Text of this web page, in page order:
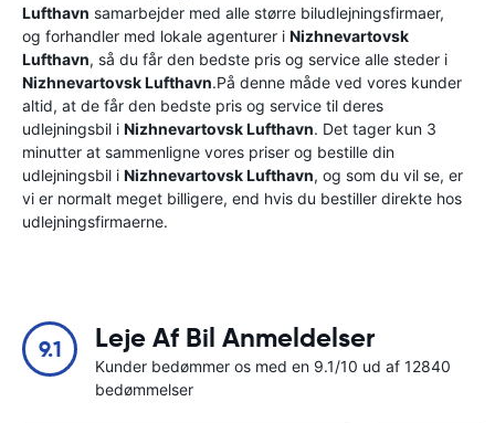
Lufthavn samarbejder med alle større biludlejningsfirmaer,
og forhandler med lokale agenturer i Nizhnevartovsk
Lufthavn, så du får den bedste pris og service alle steder i
Nizhnevartovsk Lufthavn.På denne måde ved vores kunder
altid, at de får den bedste pris og service til deres
udlejningsbil i Nizhnevartovsk Lufthavn. Det tager kun 3
minutter at sammenligne vores priser og bestille din
udlejningsbil i Nizhnevartovsk Lufthavn, og som du vil se, er
vi er normalt meget billigere, end hvis du bestiller direkte hos
udlejningsfirmaerne.
9.1 Leje Af Bil Anmeldelser
Kunder bedømmer os med en 9.1/10 ud af 12840
bedømmelser